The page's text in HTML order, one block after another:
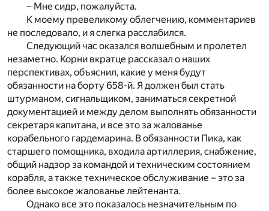
– Мне сидр, пожалуйста.
К моему превеликому облегчению, комментариев
не последовало, и я слегка расслабился.
Следующий час оказался волшебным и пролетел
незаметно. Корни вкратце рассказал о наших
перспективах, объяснил, какие у меня будут
обязанности на борту 658-й. Я должен был стать
штурманом, сигнальщиком, заниматься секретной
документацией и между делом выполнять обязанности
секретаря капитана, и все это за жалованье
корабельного гардемарина. В обязанности Пика, как
старшего помощника, входила артиллерия, снабжение,
общий надзор за командой и техническим состоянием
корабля, а также техническое обслуживание – это за
более высокое жалованье лейтенанта.
Однако все это показалось незначительным по